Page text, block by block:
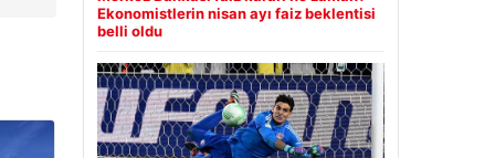
Ekonomistlerin nisan ayı faiz beklentisi
belli oldu